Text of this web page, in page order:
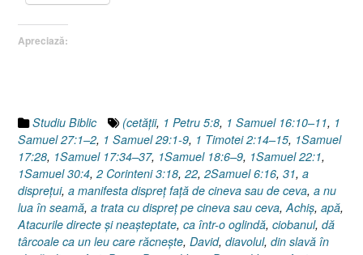
în
Vechiul
Testament”
Apreciază:
Studiu Biblic (cetăţii, 1 Petru 5:8, 1 Samuel 16:10–11, 1
Samuel 27:1–2, 1 Samuel 29:1-9, 1 Timotei 2:14–15, 1Samuel
17:28, 1Samuel 17:34–37, 1Samuel 18:6–9, 1Samuel 22:1,
1Samuel 30:4, 2 Corinteni 3:18, 22, 2Samuel 6:16, 31, a
dispreţui, a manifesta dispreț față de cineva sau de ceva, a nu
lua în seamă, a trata cu dispreț pe cineva sau ceva, Achiş, apă,
Atacurile directe şi neaşteptate, ca într-o oglindă, ciobanul, dă
târcoale ca un leu care răcneşte, David, diavolul, din slavă în